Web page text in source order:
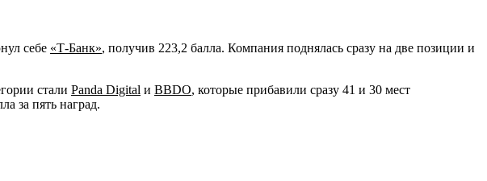
себе «Т-Банк», получив 223,2 балла. Компания поднялась сразу на две позиции и
стали Panda Digital и BBDO, которые прибавили сразу 41 и 30 мест
за пять наград.